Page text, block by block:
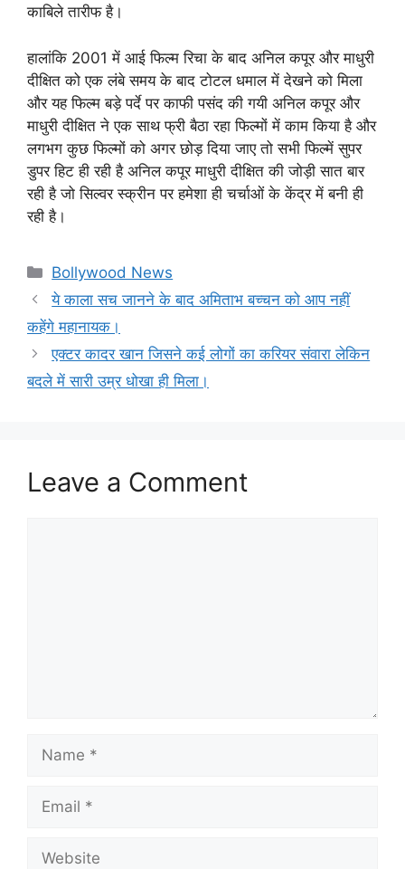
काबिले तारीफ है।
हालांकि 2001 में आई फिल्म रिचा के बाद अनिल कपूर और माधुरी
दीक्षित को एक लंबे समय के बाद टोटल धमाल में देखने को मिला
और यह फिल्म बड़े पर्दे पर काफी पसंद की गयी अनिल कपूर और
माधुरी दीक्षित ने एक साथ फ्री बैठा रहा फिल्मों में काम किया है और
लगभग कुछ फिल्मों को अगर छोड़ दिया जाए तो सभी फिल्में सुपर
डुपर हिट ही रही है अनिल कपूर माधुरी दीक्षित की जोड़ी सात बार
रही है जो सिल्वर स्क्रीन पर हमेशा ही चर्चाओं के केंद्र में बनी ही
रही है।
Categories
Bollywood News
ये काला सच जानने के बाद अमिताभ बच्चन को आप नहीं
कहेंगे महानायक।
एक्टर कादर खान जिसने कई लोगों का करियर संवारा लेकिन
बदले में सारी उम्र धोखा ही मिला।
Leave a Comment